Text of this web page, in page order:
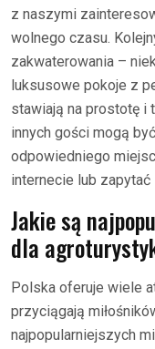
z naszymi
wolnego czasu.
zakwaterowania –
luksusowe pokoje z
stawiają na prostotę i
innych gości mogą
odpowiedniego
internecie lub
Jakie są
dla
Polska oferuje wiele
przyciągają
najpopularniejszych